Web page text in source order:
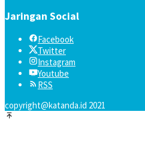
Jaringan Social
Facebook
Twitter
Instagram
Youtube
RSS
copyright@katanda.id 2021